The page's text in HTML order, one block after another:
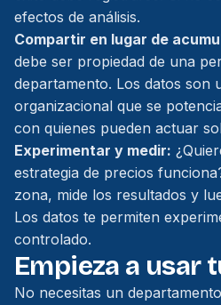
efectos de análisis.
Compartir en lugar de
debe ser propiedad de una
departamento. Los datos son
organizacional que se
con quienes pueden actuar
Experimentar y medir:
estrategia de precios
zona, mide los resultados y
Los datos te permiten
controlado.
Empieza a usar
No necesitas un